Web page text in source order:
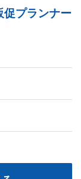
促プランナー